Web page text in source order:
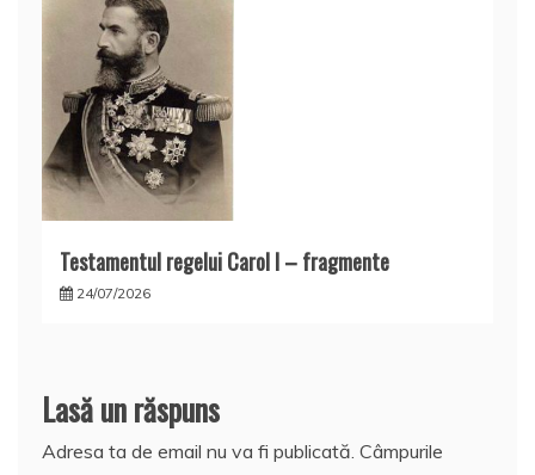
Testamentul regelui Carol I – fragmente
24/07/2026
Lasă un răspuns
Adresa ta de email nu va fi publicată. Câmpurile